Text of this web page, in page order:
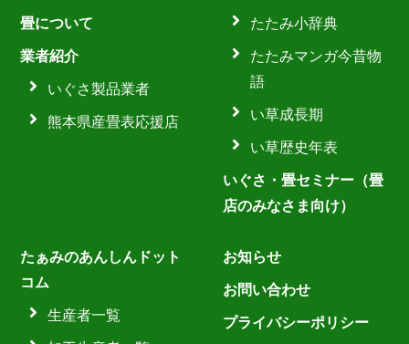
畳について
業者紹介
いぐさ製品業者
熊本県産畳表応援店
たたみ小辞典
たたみマンガ今昔物
語
い草成長期
い草歴史年表
いぐさ・畳セミナー（畳
店のみなさま向け）
たぁみのあんしんドット
コム
生産者一覧
お知らせ
お問い合わせ
プライバシーポリシー